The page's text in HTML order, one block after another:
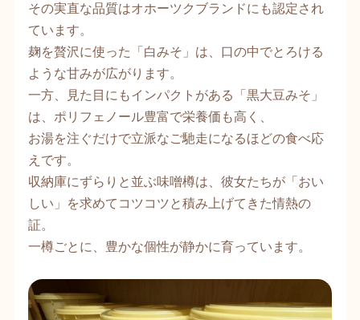
その実直な品質はオホーツクブランドにも認定され
ています。
麹を贅沢に使った「白みそ」は、口の中でとろける
ような甘みが広がります。
一方、見た目にもインパクトがある「黒大豆みそ」
は、ポリフェノール豊富で栄養価も高く、
お湯を注ぐだけで立派なご馳走になるほどの食べ応
えです。
収納庫にずらりと並ぶ味噌樽は、彼女たちが「おい
しい」を求めてコツコツと積み上げてきた情熱の
証。
一樽ごとに、豊かな個性が静かに育っています。